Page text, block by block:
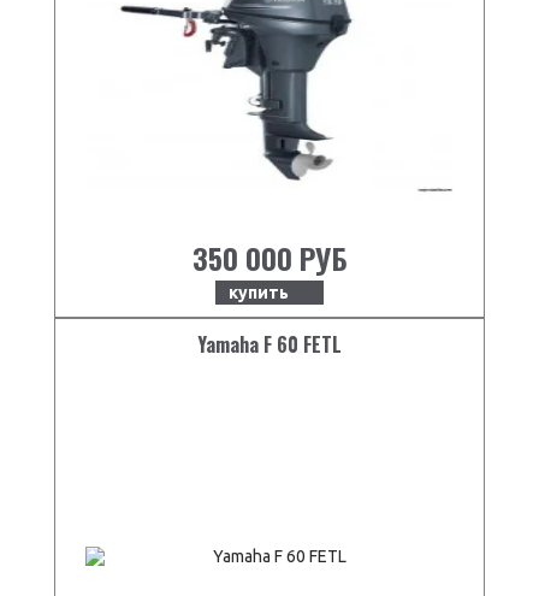
350 000 РУБ
купить
Yamaha F 60 FETL